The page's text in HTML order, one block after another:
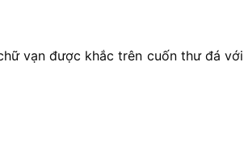
vạn được khắc trên cuốn thư đá